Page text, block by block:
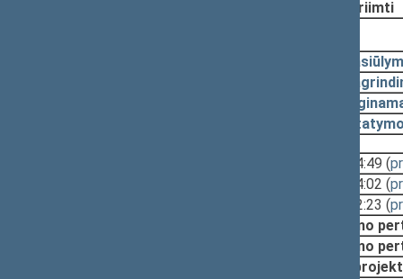
Priimti
14:33 - 14:49 (
14:01 - 14:02 (
12:18 - 12:23 (
Svarstymo
Svarstymo
Pritarti